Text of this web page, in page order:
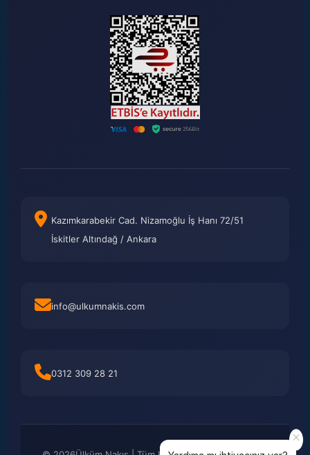
Kazımkarabekir Cad. Nizamoğlu İş Hanı 72/51
İskitler Altındağ / Ankara
info@ulkumnakis.com
0312 309 28 21